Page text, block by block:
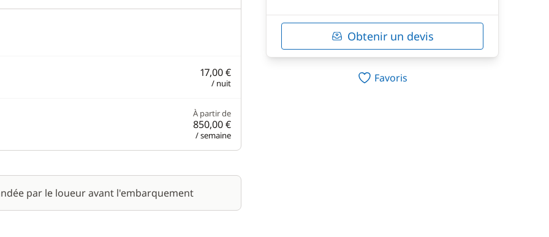
17,00 €
/ nuit
À partir de
850,00 €
/ semaine
par le loueur avant l'embarquement
Obtenir un devis
Favoris